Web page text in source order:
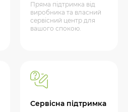
Пряма підтримка від
виробника та власний
сервісний центр для
вашого спокою.
Сервісна підтримка